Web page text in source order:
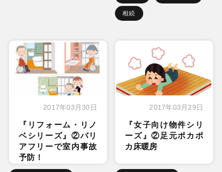
相続
2017年03月30日
『リフォーム・リノ
ベシリーズ』②バリ
アフリーで室内事故
予防！
2017年03月29日
『女子向け物件シリ
ーズ』②足元ポカポ
カ床暖房